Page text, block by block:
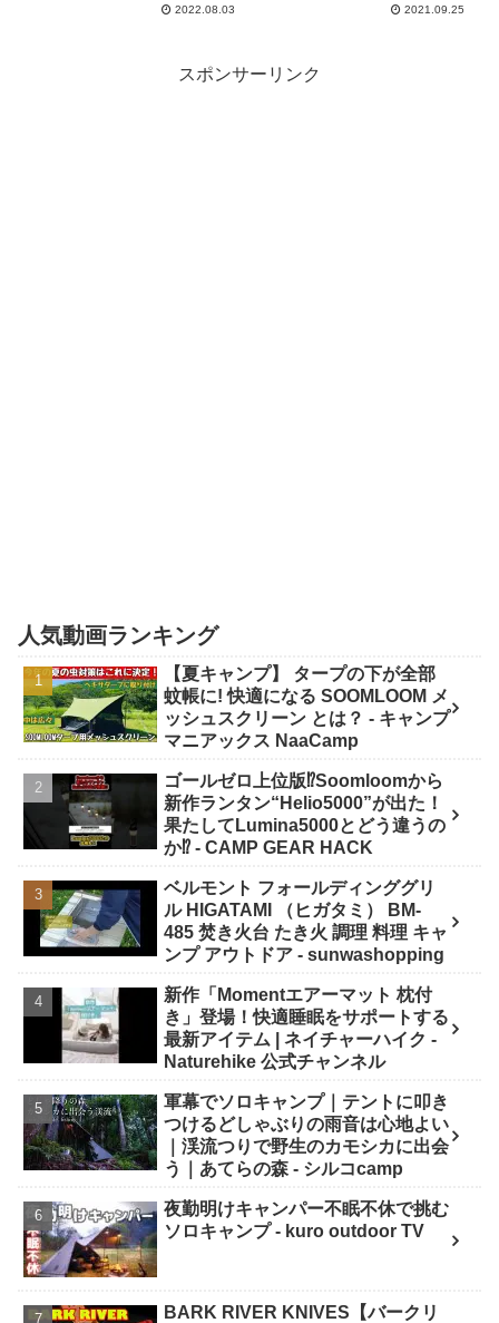
2022.08.03 2021.09.25
スポンサーリンク
人気動画ランキング
【夏キャンプ】 タープの下が全部
蚊帳に! 快適になる SOOMLOOM メ
ッシュスクリーン とは？ - キャンプ
マニアックス NaaCamp
ゴールゼロ上位版⁉️Soomloomから
新作ランタン“Helio5000”が出た！
果たしてLumina5000とどう違うの
か⁉️ - CAMP GEAR HACK
ベルモント フォールディンググリ
ル HIGATAMI （ヒガタミ） BM-
485 焚き火台 たき火 調理 料理 キャ
ンプ アウトドア - sunwashopping
新作「Momentエアーマット 枕付
き」登場！快適睡眠をサポートする
最新アイテム | ネイチャーハイク -
Naturehike 公式チャンネル
軍幕でソロキャンプ｜テントに叩き
つけるどしゃぶりの雨音は心地よい
｜渓流つりで野生のカモシカに出会
う｜あてらの森 - シルコcamp
夜勤明けキャンパー不眠不休で挑む
ソロキャンプ - kuro outdoor TV
BARK RIVER KNIVES【バークリ